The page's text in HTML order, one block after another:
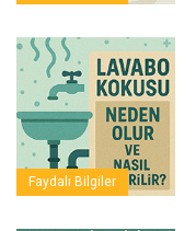
Faydalı Bilgiler